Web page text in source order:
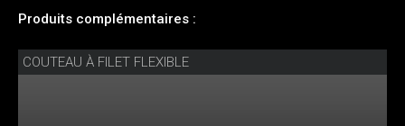
Produits complémentaires :
COUTEAU À FILET FLEXIBLE